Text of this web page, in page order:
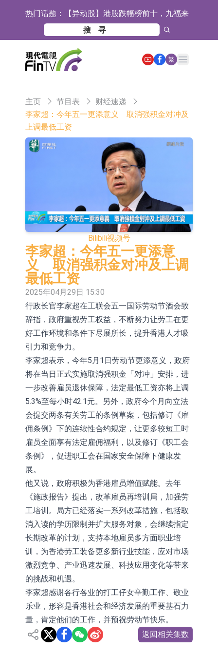
热门话题： 【异动股】港股跌幅榜前十，九福来
(08611.HK)跌21.43%，天瑞汽车内饰
(06162.HK)跌18.44%
【异动股】港股涨幅榜前十，佳明集
团控股(01271.HK)涨+78.22%，拿森
科技(02261.HK)涨+64.11%
斯迪克：公司为国内折叠屏核心功能
材料供应商
恒瑞医药：公司已在中国获批上市26
目标客户的测试认证
上期所：7月份对11个实际控制关系
账户组采取限制开仓的监管措施
特发服务：成功中标哔哩哔哩上海滨
江总部物业服务项目
亚太股份：公司是零跑汽车和
Stellantis集团的供应商
理工雷科面向边缘AI场景推出"山
海"系列智算模组 系列产品基于国产
CPU与GPU构建
【异动股】医疗研发外包板块拉升，
博腾股份(300363.CN)涨20.02%
日韩股市收盘双双下跌
依米康：海外交付以东南亚、中东市
场为主 并已取得欧美相关认证
上交所：财通多策略福鑫定期开放灵
活配置混合型发起式证券投资基金临
时停牌
上交所：景顺长城全球半导体芯片产
业股票型证券投资基金临时停牌
【异动股】港股跌幅榜前十，卡森国
际(00496.HK)跌22.40%，九福来
(08611.HK)跌21.01%
【异动股】港股涨幅榜前十，拿森科
技(02261.HK)涨+75.05%，辰兴发展
(02286.HK)涨+64.91%
神火股份：新疆神火铝水转化率已
100%
【异动股】焦炭Ⅲ板块下挫，陕西黑
猫(601015.CN)跌8.38%
浙江证监局对财通证券股份有限公司
采取出具警示函措施
山金国际：港股上市工作正常推进中
繁
Open main menu
主页 节目表
财经速递
李家超：今年五一更添意义 取消强积金对冲及
上调最低工资
Bilibili视频号
李家超：今年五一更添意
义 取消强积金对冲及上调
最低工资
2025年04月29日 15:30
行政长官李家超在工联会五一国际劳动节酒会致
辞指，政府重视劳工权益，不断努力让劳工在更
好工作环境和条件下尽展所长，提升香港人才吸
引力和竞争力。
李家超表示，今年5月1日劳动节更添意义，政府
将在当日正式实施取消强积金「对冲」安排，进
一步改善雇员退休保障，法定最低工资亦将上调
5.3%至每小时42.1元。另外，政府今个月向立法
会提交两条有关劳工的条例草案，包括修订《雇
佣条例》下的连续性合约规定，让更多较短工时
雇员全面享有法定雇佣福利，以及修订《职工会
条例》，促进职工会在国家安全保障下健康发
展。
他又说，政府积极为香港雇员增值赋能。去年
《施政报告》提出，改革雇员再培训局，加强劳
工培训。局方已经落实一系列改革措施，包括取
消入读的学历限制并扩大服务对象，会继续指定
长期改革的计划，支持本地雇员多方面职业培
训，为香港劳工装备更多新行业技能，应对市场
激烈竞争、产业迅速发展、科技应用变化等带来
的挑战和机遇。
李家超感谢各行各业的打工仔女辛勤工作、敬业
乐业，形容是香港社会和经济发展的重要基石力
量，肯定他们的工作，并预祝劳动节快乐。
返回相关集数